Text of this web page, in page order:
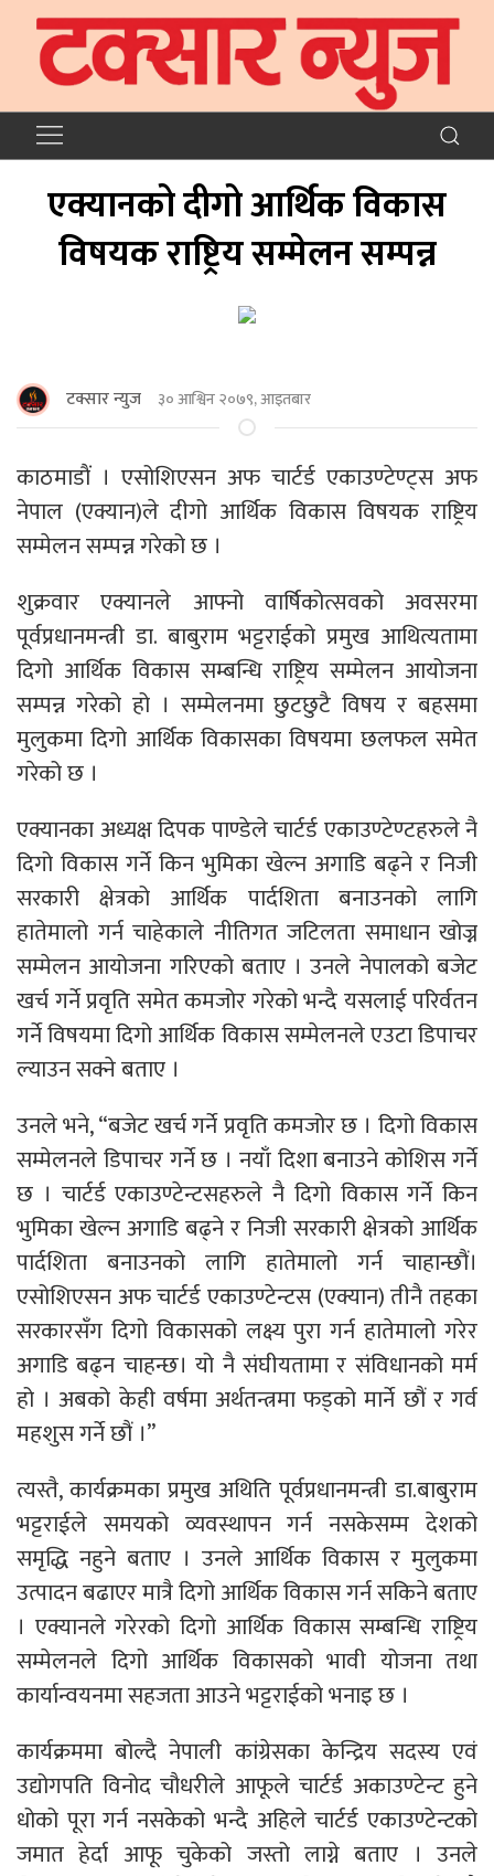
एक्यानको दीगो आर्थिक विकास
विषयक राष्ट्रिय सम्मेलन सम्पन्न
टक्सार न्युज ३० आश्विन २०७९, आइतबार
काठमाडाैं । एसोशिएसन अफ चार्टर्ड एकाउण्टेण्ट्स अफ
नेपाल (एक्यान)ले दीगो आर्थिक विकास विषयक राष्ट्रिय
सम्मेलन सम्पन्न गरेको छ ।
शुक्रवार एक्यानले आफ्नो वार्षिकोत्सवको अवसरमा
पूर्वप्रधानमन्त्री डा. बाबुराम भट्टराईको प्रमुख आथित्यतामा
दिगो आर्थिक विकास सम्बन्धि राष्ट्रिय सम्मेलन आयोजना
सम्पन्न गरेको हो । सम्मेलनमा छुटछुटै विषय र बहसमा
मुलुकमा दिगो आर्थिक विकासका विषयमा छलफल समेत
गरेको छ ।
एक्यानका अध्यक्ष दिपक पाण्डेले चार्टर्ड एकाउण्टेण्टहरुले नै
दिगो विकास गर्ने किन भुमिका खेल्न अगाडि बढ्ने र निजी
सरकारी क्षेत्रको आर्थिक पार्दशिता बनाउनको लागि
हातेमालो गर्न चाहेकाले नीतिगत जटिलता समाधान खोज्न
सम्मेलन आयोजना गरिएको बताए । उनले नेपालको बजेट
खर्च गर्ने प्रवृति समेत कमजोर गरेको भन्दै यसलाई परिर्वतन
गर्ने विषयमा दिगो आर्थिक विकास सम्मेलनले एउटा डिपाचर
ल्याउन सक्ने बताए ।
उनले भने, “बजेट खर्च गर्ने प्रवृति कमजोर छ । दिगो विकास
सम्मेलनले डिपाचर गर्ने छ । नयाँ दिशा बनाउने कोशिस गर्ने
छ । चार्टर्ड एकाउण्टेन्टसहरुले नै दिगो विकास गर्ने किन
भुमिका खेल्न अगाडि बढ्ने र निजी सरकारी क्षेत्रको आर्थिक
पार्दशिता बनाउनको लागि हातेमालो गर्न चाहान्छौं।
एसोशिएसन अफ चार्टर्ड एकाउण्टेन्टस (एक्यान) तीनै तहका
सरकारसँग दिगो विकासको लक्ष्य पुरा गर्न हातेमालो गरेर
अगाडि बढ्न चाहन्छ। यो नै संघीयतामा र संविधानको मर्म
हो । अबको केही वर्षमा अर्थतन्त्रमा फड्को मार्ने छौं र गर्व
महशुस गर्ने छौं ।”
त्यस्तै, कार्यक्रमका प्रमुख अथिति पूर्वप्रधानमन्त्री डा.बाबुराम
भट्टराईले समयको व्यवस्थापन गर्न नसकेसम्म देशको
समृद्धि नहुने बताए । उनले आर्थिक विकास र मुलुकमा
उत्पादन बढाएर मात्रै दिगो आर्थिक विकास गर्न सकिने बताए
। एक्यानले गरेरको दिगो आर्थिक विकास सम्बन्धि राष्ट्रिय
सम्मेलनले दिगो आर्थिक विकासको भावी योजना तथा
कार्यान्वयनमा सहजता आउने भट्टराईको भनाइ छ ।
कार्यक्रममा बोल्दै नेपाली कांग्रेसका केन्द्रिय सदस्य एवं
उद्योगपति विनोद चौधरीले आफूले चार्टर्ड अकाउण्टेन्ट हुने
धोको पूरा गर्न नसकेको भन्दै अहिले चार्टर्ड एकाउण्टेन्टको
जमात हेर्दा आफू चुकेको जस्तो लाग्ने बताए । उनले